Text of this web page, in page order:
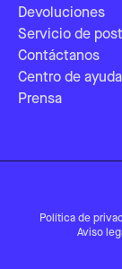
Devoluciones
Servicio de
Contáctanos
Centro de ayuda
Prensa
Política de
Aviso